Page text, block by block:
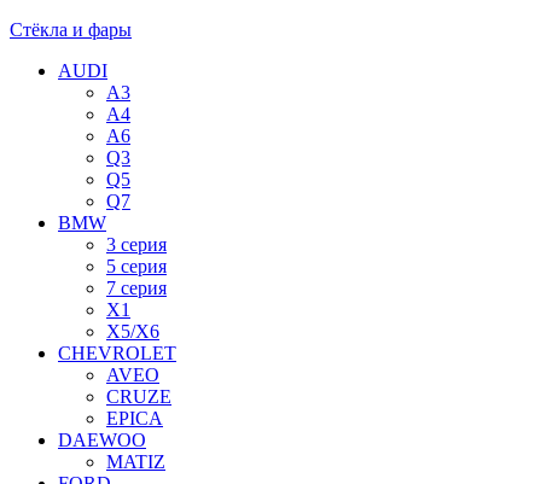
Стёкла и фары
AUDI
A3
A4
A6
Q3
Q5
Q7
BMW
3 серия
5 серия
7 серия
X1
X5/X6
CHEVROLET
AVEO
CRUZE
EPICA
DAEWOO
MATIZ